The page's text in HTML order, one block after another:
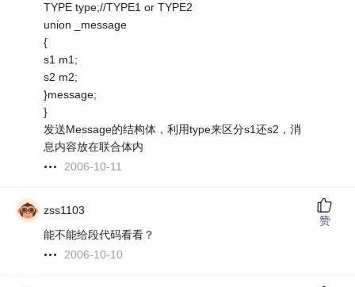
TYPE type;//TYPE1 or TYPE2
union _message
{
s1 m1;
s2 m2;
}message;
}
发送Message的结构体，利用type来区分s1还s2，消
息内容放在联合体内
2006-10-11
zss1103
能不能给段代码看看？
2006-10-10
赞